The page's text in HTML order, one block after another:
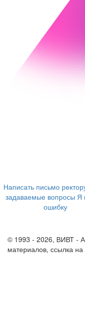
Написать письмо
задаваемые вопросы Я
ошибку
© 1993 - 2026, ВИВТ -
материалов, ссылка